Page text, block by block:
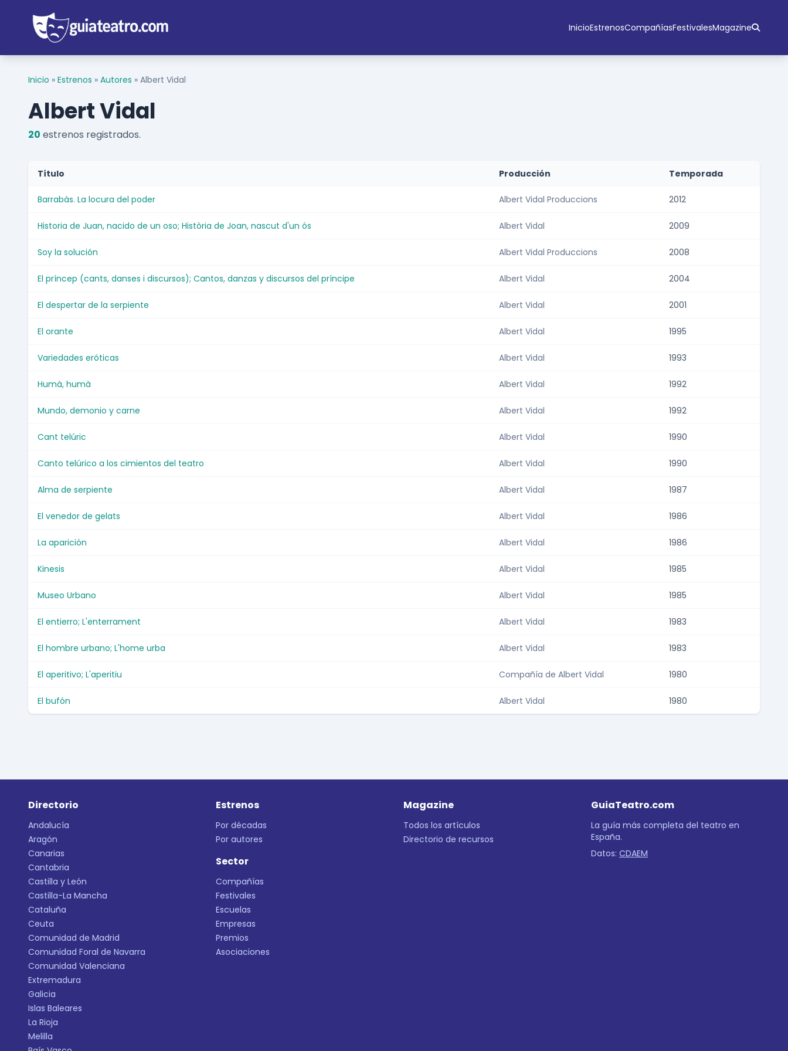
InicioEstrenosCompañíasFestivalesMagazine
Inicio » Estrenos » Autores » Albert Vidal
Albert Vidal
20 estrenos registrados.
Título Producción Temporada
Barrabás. La locura del poder Albert Vidal Produccions 2012
Historia de Juan, nacido de un oso; Història de Joan, nascut d'un ós Albert Vidal 2009
Soy la solución Albert Vidal Produccions 2008
El príncep (cants, danses i discursos); Cantos, danzas y discursos del príncipe Albert Vidal 2004
El despertar de la serpiente Albert Vidal 2001
El orante Albert Vidal 1995
Variedades eróticas Albert Vidal 1993
Humà, humà Albert Vidal 1992
Mundo, demonio y carne Albert Vidal 1992
Cant telúric Albert Vidal 1990
Canto telúrico a los cimientos del teatro Albert Vidal 1990
Alma de serpiente Albert Vidal 1987
El venedor de gelats Albert Vidal 1986
La aparición Albert Vidal 1986
Kinesis Albert Vidal 1985
Museo Urbano Albert Vidal 1985
El entierro; L'enterrament Albert Vidal 1983
El hombre urbano; L'home urba Albert Vidal 1983
El aperitivo; L'aperitiu Compañía de Albert Vidal 1980
El bufón Albert Vidal 1980
Directorio
Andalucía
Aragón
Canarias
Cantabria
Castilla y León
Castilla-La Mancha
Cataluña
Ceuta
Comunidad de Madrid
Comunidad Foral de Navarra
Comunidad Valenciana
Extremadura
Galicia
Islas Baleares
La Rioja
Melilla
Estrenos
Por décadas
Por autores
Sector
Compañías
Festivales
Escuelas
Empresas
Premios
Asociaciones
Magazine
Todos los artículos
Directorio de recursos
GuiaTeatro.com
La guía más completa del teatro en
España.
Datos: CDAEM